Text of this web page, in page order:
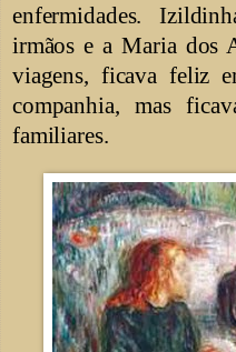
enfermidades.
irmãos e a Maria dos
viagens, ficava feliz
companhia, mas
familiares.